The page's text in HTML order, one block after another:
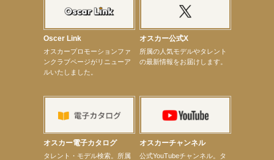
【笛木優子】8月13日（木）ドラマ『大空港〜GATE24〜』ゲスト出演決定！
【前川泰之】舞台「グレンギャリー・グレンロス」公演詳細解禁！
【elfin’】7thシングル『全世界』がFMたいはくでO.A.決定♪
【elfin’】7thシングル『全世界』がFM-UUでO.A.決定♪
【elfin’】8月16日（日）「全世界」発売記念イベント決定！
【elfin’】7thシングル『全世界』がFM TANABEでO.A.決定♪
【昆虫ハンター牧田習】宝塚市立手塚治虫記念館トークショー＆宝塚文化芸術センター昆虫展示イ
【井頭愛海】『小さなお葬式』TV-CM出演！
【定本楓馬】WEB DIGVII 連載企画『東京23時』に登場！
【髙橋ひかる】7月雑誌掲載情報
【elfin’】7thシングル『全世界』がFMふくろうでパワープレイO.A.決定
Oscer Link
オスカープロモーションファ
ンクラブページがリニューア
ルいたしました。
オスカー公式X
所属の人気モデルやタレント
の最新情報をお届けします。
オスカー電子カタログ
タレント・モデル検索。所属
オスカーチャンネル
公式YouTubeチャンネル。タ